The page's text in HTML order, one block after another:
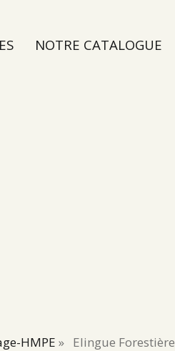
NOTRE CATALOGUE
HMPE » Elingue Forestière